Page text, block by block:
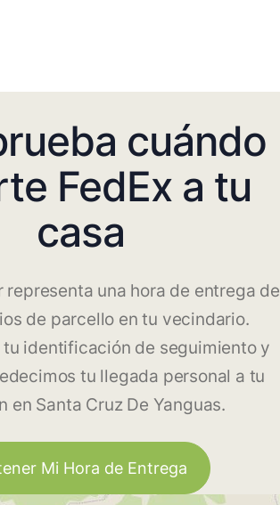
cuándo
FedEx a tu
casa
representa una hora de entrega de
de parcello en tu vecindario.
identificación de seguimiento y
tu llegada personal a tu
en Santa Cruz De Yanguas.
Mi Hora de Entrega